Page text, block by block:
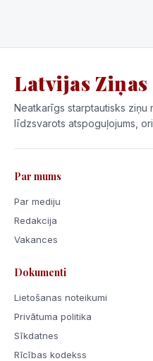
Latvijas Ziņas
Neatkarīgs starptautisks ziņu
līdzsvarots atspoguļojums,
Par mums
Par mediju
Redakcija
Vakances
Dokumenti
Lietošanas noteikumi
Privātuma politika
Sīkdatnes
Rīcības kodekss